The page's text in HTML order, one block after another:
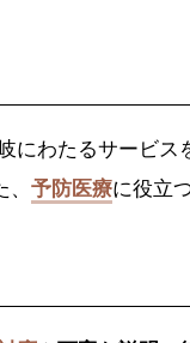
にわたるサービス
予防医療に役立